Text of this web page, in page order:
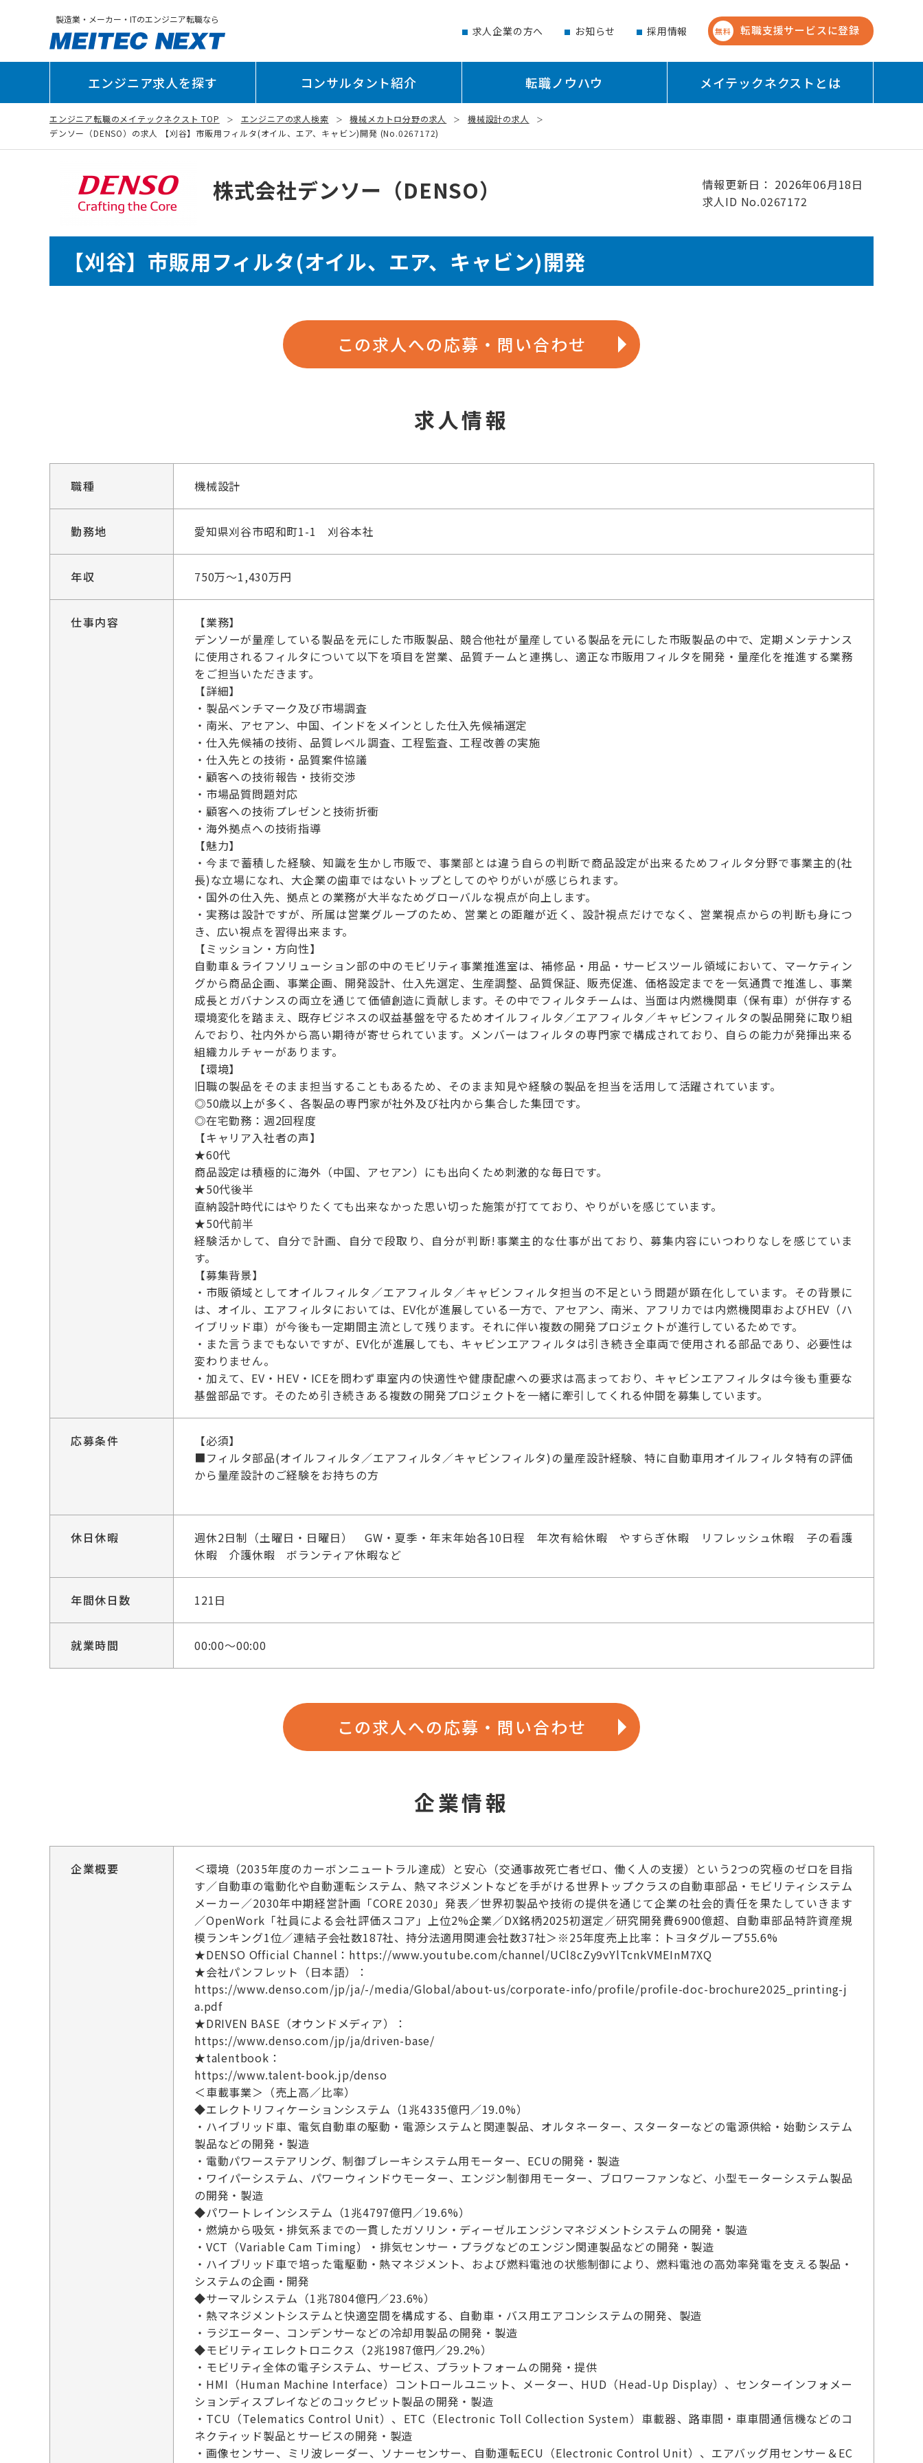
製造業・メーカー・ITのエンジニア転職なら
求人企業の方へ お知らせ 採用情報 無料 転職支援サービスに登録
エンジニア求人を探す コンサルタント紹介 転職ノウハウ メイテックネクストとは
エンジニア転職のメイテックネクスト TOP エンジニアの求人検索 機械メカトロ分野の求人
機械設計の求人
デンソー（DENSO）の求人 【刈谷】市販用フィルタ(オイル、エア、キャビン)開発 (No.0267172)
株式会社デンソー（DENSO）
情報更新日： 2026年06月18日
求人ID No.0267172
【刈谷】市販用フィルタ(オイル、エア、キャビン)開発
この求人への応募・問い合わせ
求人情報
職種 機械設計
勤務地 愛知県刈谷市昭和町1-1 刈谷本社
年収 750万～1,430万円
仕事内容
【業務】
デンソーが量産している製品を元にした市販製品、競合他社が量産している製品を元にした市販製品の中で、定期メンテナンス
に使用されるフィルタについて以下を項目を営業、品質チームと連携し、適正な市販用フィルタを開発・量産化を推進する業務
をご担当いただきます。
【詳細】
・製品ベンチマーク及び市場調査
・南米、アセアン、中国、インドをメインとした仕入先候補選定
・仕入先候補の技術、品質レベル調査、工程監査、工程改善の実施
・仕入先との技術・品質案件協議
・顧客への技術報告・技術交渉
・市場品質問題対応
・顧客への技術プレゼンと技術折衝
・海外拠点への技術指導
【魅力】
・今まで蓄積した経験、知識を生かし市販で、事業部とは違う自らの判断で商品設定が出来るためフィルタ分野で事業主的(社
長)な立場になれ、大企業の歯車ではないトップとしてのやりがいが感じられます。
・国外の仕入先、拠点との業務が大半なためグローバルな視点が向上します。
・実務は設計ですが、所属は営業グループのため、営業との距離が近く、設計視点だけでなく、営業視点からの判断も身につ
き、広い視点を習得出来ます。
【ミッション・方向性】
自動車＆ライフソリューション部の中のモビリティ事業推進室は、補修品・用品・サービスツール領域において、マーケティン
グから商品企画、事業企画、開発設計、仕入先選定、生産調整、品質保証、販売促進、価格設定までを一気通貫で推進し、事業
成長とガバナンスの両立を通じて価値創造に貢献します。その中でフィルタチームは、当面は内燃機関車（保有車）が併存する
環境変化を踏まえ、既存ビジネスの収益基盤を守るためオイルフィルタ／エアフィルタ／キャビンフィルタの製品開発に取り組
んでおり、社内外から高い期待が寄せられています。メンバーはフィルタの専門家で構成されており、自らの能力が発揮出来る
組織カルチャーがあります。
【環境】
旧職の製品をそのまま担当することもあるため、そのまま知見や経験の製品を担当を活用して活躍されています。
◎50歳以上が多く、各製品の専門家が社外及び社内から集合した集団です。
◎在宅勤務：週2回程度
【キャリア入社者の声】
★60代
商品設定は積極的に海外（中国、アセアン）にも出向くため刺激的な毎日です。
★50代後半
直納設計時代にはやりたくても出来なかった思い切った施策が打てており、やりがいを感じています。
★50代前半
経験活かして、自分で計画、自分で段取り、自分が判断!事業主的な仕事が出ており、募集内容にいつわりなしを感じていま
す。
【募集背景】
・市販領域としてオイルフィルタ／エアフィルタ／キャビンフィルタ担当の不足という問題が顕在化しています。その背景に
は、オイル、エアフィルタにおいては、EV化が進展している一方で、アセアン、南米、アフリカでは内燃機関車およびHEV（ハ
イブリッド車）が今後も一定期間主流として残ります。それに伴い複数の開発プロジェクトが進行しているためです。
・また言うまでもないですが、EV化が進展しても、キャビンエアフィルタは引き続き全車両で使用される部品であり、必要性は
変わりません。
・加えて、EV・HEV・ICEを問わず車室内の快適性や健康配慮への要求は高まっており、キャビンエアフィルタは今後も重要な
基盤部品です。そのため引き続きある複数の開発プロジェクトを一緒に牽引してくれる仲間を募集しています。
応募条件
【必須】
■フィルタ部品(オイルフィルタ／エアフィルタ／キャビンフィルタ)の量産設計経験、特に自動車用オイルフィルタ特有の評価
から量産設計のご経験をお持ちの方
休日休暇
週休2日制（土曜日・日曜日） GW・夏季・年末年始各10日程 年次有給休暇 やすらぎ休暇 リフレッシュ休暇 子の看護
休暇 介護休暇 ボランティア休暇など
年間休日数 121日
就業時間 00:00～00:00
この求人への応募・問い合わせ
企業情報
企業概要
＜環境（2035年度のカーボンニュートラル達成）と安心（交通事故死亡者ゼロ、働く人の支援）という2つの究極のゼロを目指
す／自動車の電動化や自動運転システム、熱マネジメントなどを手がける世界トップクラスの自動車部品・モビリティシステム
メーカー／2030年中期経営計画「CORE 2030」発表／世界初製品や技術の提供を通じて企業の社会的責任を果たしていきます
／OpenWork「社員による会社評価スコア」上位2%企業／DX銘柄2025初選定／研究開発費6900億超、自動車部品特許資産規
模ランキング1位／連結子会社数187社、持分法適用関連会社数37社＞※25年度売上比率：トヨタグループ55.6%
★DENSO Official Channel：https://www.youtube.com/channel/UCl8cZy9vYlTcnkVMEInM7XQ
★会社パンフレット（日本語）：
https://www.denso.com/jp/ja/-/media/Global/about-us/corporate-info/profile/profile-doc-brochure2025_printing-j
a.pdf
★DRIVEN BASE（オウンドメディア）：
https://www.denso.com/jp/ja/driven-base/
★talentbook：
https://www.talent-book.jp/denso
＜車載事業＞（売上高／比率）
◆エレクトリフィケーションシステム（1兆4335億円／19.0%）
・ハイブリッド車、電気自動車の駆動・電源システムと関連製品、オルタネーター、スターターなどの電源供給・始動システム
製品などの開発・製造
・電動パワーステアリング、制御ブレーキシステム用モーター、ECUの開発・製造
・ワイパーシステム、パワーウィンドウモーター、エンジン制御用モーター、ブロワーファンなど、小型モーターシステム製品
の開発・製造
◆パワートレインシステム（1兆4797億円／19.6%）
・燃焼から吸気・排気系までの一貫したガソリン・ディーゼルエンジンマネジメントシステムの開発・製造
・VCT（Variable Cam Timing）・排気センサー・プラグなどのエンジン関連製品などの開発・製造
・ハイブリッド車で培った電駆動・熱マネジメント、および燃料電池の状態制御により、燃料電池の高効率発電を支える製品・
システムの企画・開発
◆サーマルシステム（1兆7804億円／23.6%）
・熱マネジメントシステムと快適空間を構成する、自動車・バス用エアコンシステムの開発、製造
・ラジエーター、コンデンサーなどの冷却用製品の開発・製造
◆モビリティエレクトロニクス（2兆1987億円／29.2%）
・モビリティ全体の電子システム、サービス、プラットフォームの開発・提供
・HMI（Human Machine Interface）コントロールユニット、メーター、HUD（Head-Up Display）、センターインフォメー
ションディスプレイなどのコックピット製品の開発・製造
・TCU（Telematics Control Unit）、ETC（Electronic Toll Collection System）車載器、路車間・車車間通信機などのコ
ネクティッド製品とサービスの開発・製造
・画像センサー、ミリ波レーダー、ソナーセンサー、自動運転ECU（Electronic Control Unit）、エアバッグ用センサー＆EC